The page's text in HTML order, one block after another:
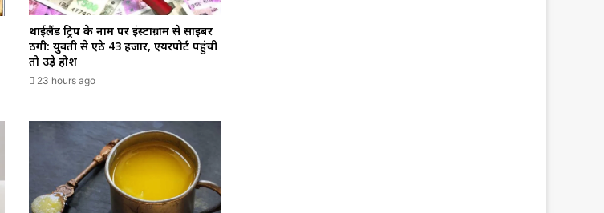
थाईलैंड ट्रिप के नाम पर इंस्टाग्राम से साइबर
ठगी: युवती से ऐंठे ₹43 हजार, एयरपोर्ट पहुंची
तो उड़े होश
23 hours ago